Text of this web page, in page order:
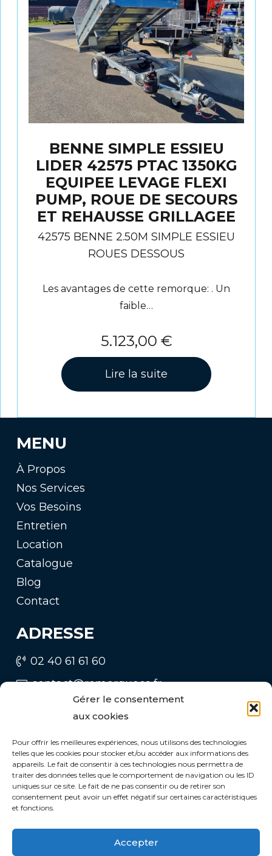
Gérer le consentement
aux cookies
Pour offrir les meilleures expériences, nous utilisons des technologies
telles que les cookies pour stocker et/ou accéder aux informations des
appareils. Le fait de consentir à ces technologies nous permettra de
traiter des données telles que le comportement de navigation ou les ID
uniques sur ce site. Le fait de ne pas consentir ou de retirer son
consentement peut avoir un effet négatif sur certaines caractéristiques
et fonctions.
Accepter
BENNE SIMPLE ESSIEU
LIDER 42575 PTAC 1350KG
EQUIPEE LEVAGE FLEXI
PUMP, ROUE DE SECOURS
ET REHAUSSE GRILLAGEE
42575 BENNE 2.50M SIMPLE ESSIEU
ROUES DESSOUS
Les avantages de cette remorque: . Un
faible…
5.123,00 €
Lire la suite
MENU
À Propos
Nos Services
Vos Besoins
Entretien
Location
Catalogue
Blog
Contact
ADRESSE
02 40 61 61 60
contact@remorqueca.fr
CONTACT :
Parc d’activités de BRAIS
1 rue Fernand NOUVION
44600 SAINT NAZAIRE